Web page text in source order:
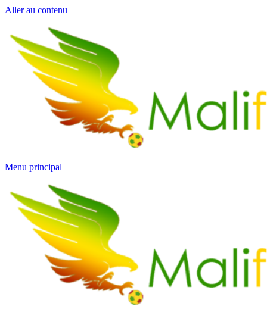
Aller au contenu
Menu principal